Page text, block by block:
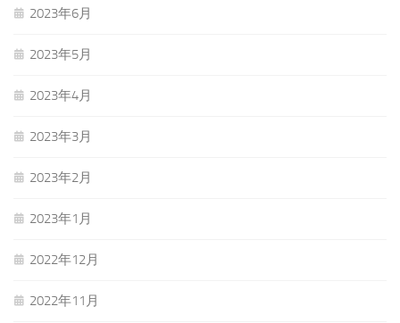
2023年6月
2023年5月
2023年4月
2023年3月
2023年2月
2023年1月
2022年12月
2022年11月